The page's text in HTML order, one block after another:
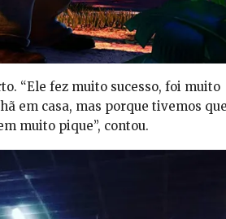
“Ele fez muito sucesso, foi muito
em casa, mas porque tivemos
muito pique”, contou.